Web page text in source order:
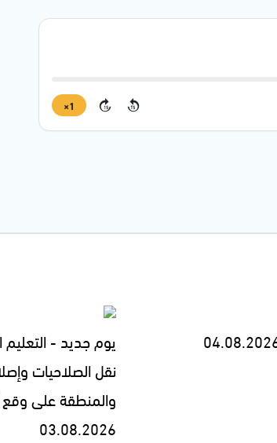
15
15
1×
يوم جديد -
نقل الصلاحيات
والمنطقة على
03.08.2026